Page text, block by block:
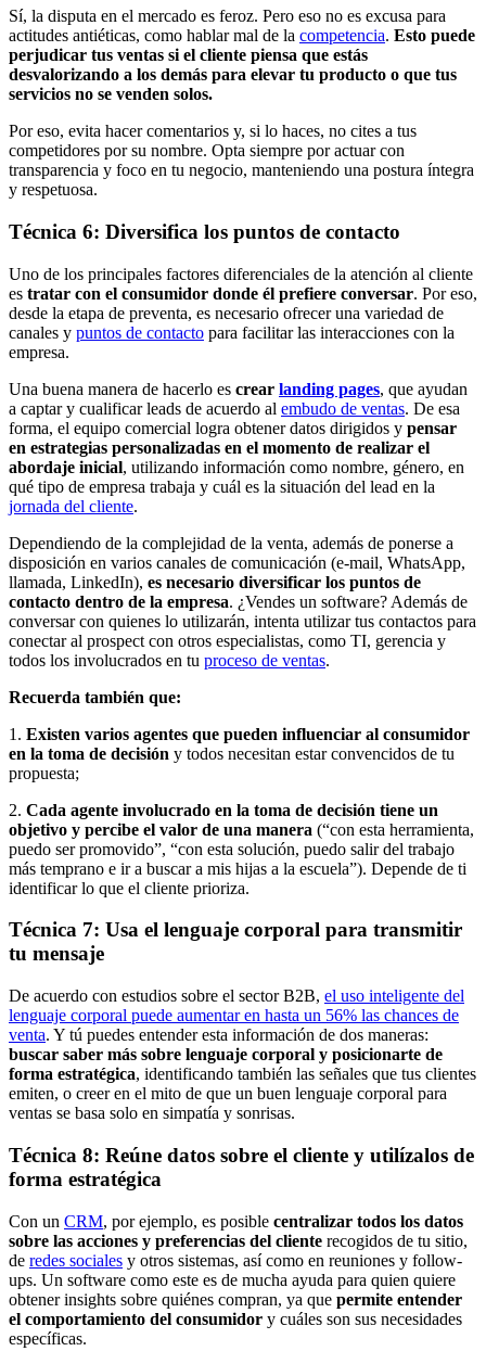
Sí, la disputa en el mercado es feroz. Pero eso no es excusa para
actitudes antiéticas, como hablar mal de la competencia. Esto puede
perjudicar tus ventas si el cliente piensa que estás
desvalorizando a los demás para elevar tu producto o que tus
servicios no se venden solos.
Por eso, evita hacer comentarios y, si lo haces, no cites a tus
competidores por su nombre. Opta siempre por actuar con
transparencia y foco en tu negocio, manteniendo una postura íntegra
y respetuosa.
Técnica 6: Diversifica los puntos de contacto
Uno de los principales factores diferenciales de la atención al cliente
es tratar con el consumidor donde él prefiere conversar. Por eso,
desde la etapa de preventa, es necesario ofrecer una variedad de
canales y puntos de contacto para facilitar las interacciones con la
empresa.
Una buena manera de hacerlo es crear landing pages, que ayudan
a captar y cualificar leads de acuerdo al embudo de ventas. De esa
forma, el equipo comercial logra obtener datos dirigidos y pensar
en estrategias personalizadas en el momento de realizar el
abordaje inicial, utilizando información como nombre, género, en
qué tipo de empresa trabaja y cuál es la situación del lead en la
jornada del cliente.
Dependiendo de la complejidad de la venta, además de ponerse a
disposición en varios canales de comunicación (e-mail, WhatsApp,
llamada, LinkedIn), es necesario diversificar los puntos de
contacto dentro de la empresa. ¿Vendes un software? Además de
conversar con quienes lo utilizarán, intenta utilizar tus contactos para
conectar al prospect con otros especialistas, como TI, gerencia y
todos los involucrados en tu proceso de ventas.
Recuerda también que:
1. Existen varios agentes que pueden influenciar al consumidor
en la toma de decisión y todos necesitan estar convencidos de tu
propuesta;
2. Cada agente involucrado en la toma de decisión tiene un
objetivo y percibe el valor de una manera (“con esta herramienta,
puedo ser promovido”, “con esta solución, puedo salir del trabajo
más temprano e ir a buscar a mis hijas a la escuela”). Depende de ti
identificar lo que el cliente prioriza.
Técnica 7: Usa el lenguaje corporal para transmitir
tu mensaje
De acuerdo con estudios sobre el sector B2B, el uso inteligente del
lenguaje corporal puede aumentar en hasta un 56% las chances de
venta. Y tú puedes entender esta información de dos maneras:
buscar saber más sobre lenguaje corporal y posicionarte de
forma estratégica, identificando también las señales que tus clientes
emiten, o creer en el mito de que un buen lenguaje corporal para
ventas se basa solo en simpatía y sonrisas.
Técnica 8: Reúne datos sobre el cliente y utilízalos de
forma estratégica
Con un CRM, por ejemplo, es posible centralizar todos los datos
sobre las acciones y preferencias del cliente recogidos de tu sitio,
de redes sociales y otros sistemas, así como en reuniones y follow-
ups. Un software como este es de mucha ayuda para quien quiere
obtener insights sobre quiénes compran, ya que permite entender
el comportamiento del consumidor y cuáles son sus necesidades
específicas.